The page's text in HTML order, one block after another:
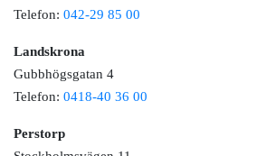
Telefon: 042-29 85 00
Landskrona
Gubbhögsgatan 4
Telefon: 0418-40 36 00
Perstorp